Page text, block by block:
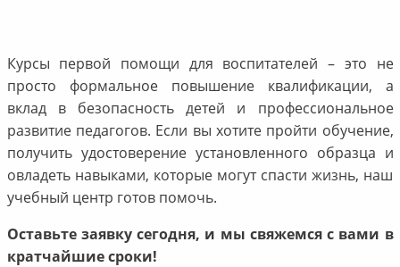
Курсы первой помощи для воспитателей – это не
просто формальное повышение квалификации, а
вклад в безопасность детей и профессиональное
развитие педагогов. Если вы хотите пройти обучение,
получить удостоверение установленного образца и
овладеть навыками, которые могут спасти жизнь, наш
учебный центр готов помочь.
Оставьте заявку сегодня, и мы свяжемся с вами в
кратчайшие сроки!